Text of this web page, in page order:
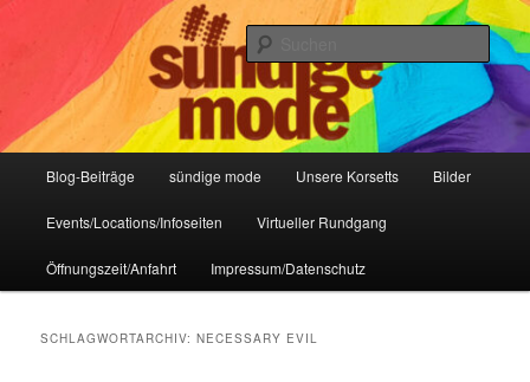
Sündige Mode Frankfurt
IHR Laden für Korsetts, Lifestyle-Mode, Club- und Dark-Wear seit 2004
Blog-Beiträge sündige mode Unsere Korsetts Bilder
Events/Locations/Infoseiten Virtueller Rundgang
Öffnungszeit/Anfahrt Impressum/Datenschutz
SCHLAGWORTARCHIV:NECESSARY EVIL